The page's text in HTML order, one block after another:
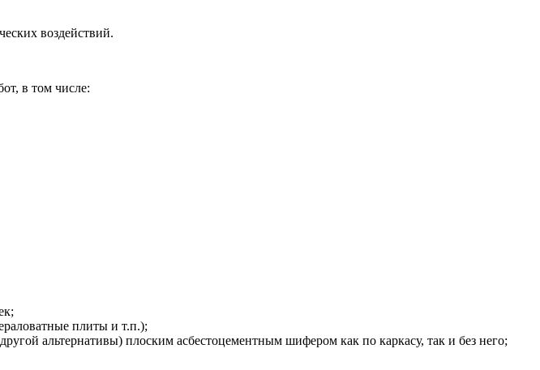
воздействий.
в том числе:
плиты и т.п.);
альтернативы) плоским асбестоцементным шифером как по каркасу, так и без него;